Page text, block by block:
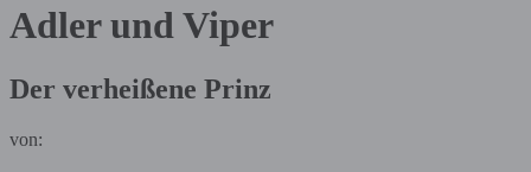
Adler und Viper
Der verheißene Prinz
von: